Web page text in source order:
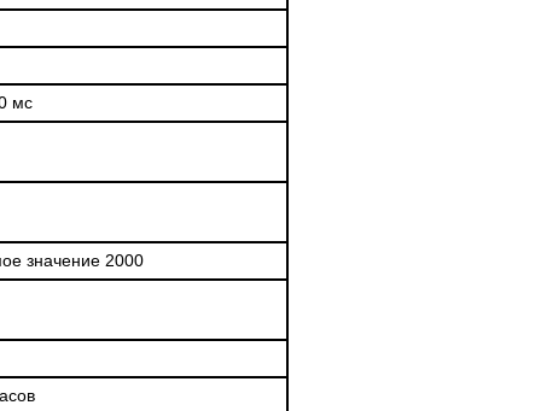
мс
значение 2000